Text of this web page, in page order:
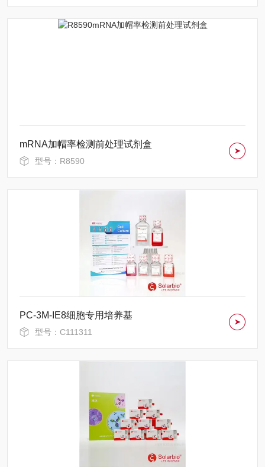
mRNA加帽率检测前处理试剂盒
型号：R8590
PC-3M-IE8细胞专用培养基
型号：C111311